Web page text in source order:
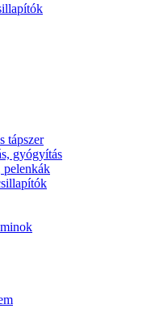
tápszer
gyógyítás